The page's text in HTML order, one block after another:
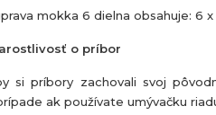
mokka 6 dielna obsahuje: 6 x
o príbor
si príbory zachovali svoj
ak používate umývačku